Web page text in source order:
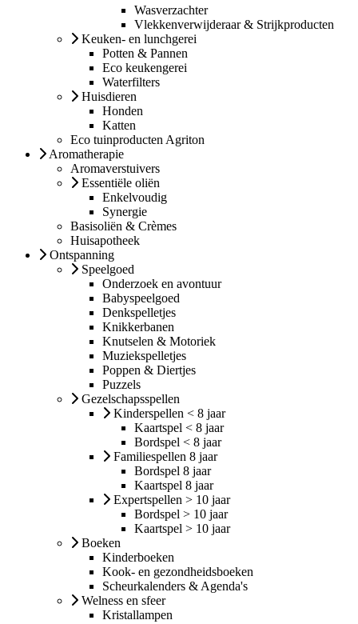
Wasverzachter
Vlekkenverwijderaar & Strijkproducten
Keuken- en lunchgerei
Potten & Pannen
Eco keukengerei
Waterfilters
Huisdieren
Honden
Katten
Eco tuinproducten Agriton
Aromatherapie
Aromaverstuivers
Essentiële oliën
Enkelvoudig
Synergie
Basisoliën & Crèmes
Huisapotheek
Ontspanning
Speelgoed
Onderzoek en avontuur
Babyspeelgoed
Denkspelletjes
Knikkerbanen
Knutselen & Motoriek
Muziekspelletjes
Poppen & Diertjes
Puzzels
Gezelschapsspellen
Kinderspellen < 8 jaar
Kaartspel < 8 jaar
Bordspel < 8 jaar
Familiespellen 8 jaar
Bordspel 8 jaar
Kaartspel 8 jaar
Expertspellen > 10 jaar
Bordspel > 10 jaar
Kaartspel > 10 jaar
Boeken
Kinderboeken
Kook- en gezondheidsboeken
Scheurkalenders & Agenda's
Welness en sfeer
Kristallampen